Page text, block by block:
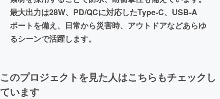
最大出力は28W、PD/QCに対応したType-C、USB-A
ポートを備え、日常から災害時、アウトドアなどあらゆ
るシーンで活躍します。
このプロジェクトを見た人はこちらもチェックし
ています